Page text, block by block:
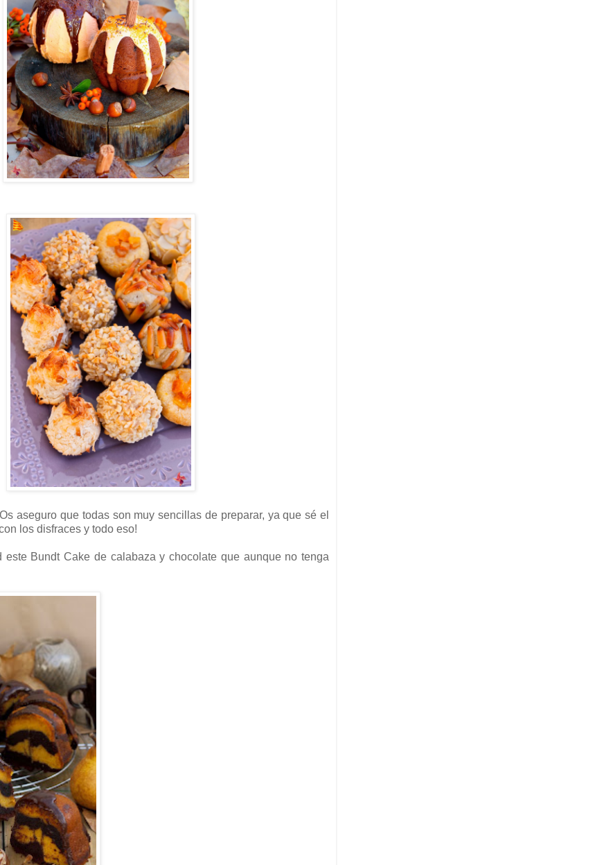
aseguro que todas son muy sencillas de preparar, ya que sé el
los disfraces y todo eso!
Bundt Cake de calabaza y chocolate que aunque no tenga